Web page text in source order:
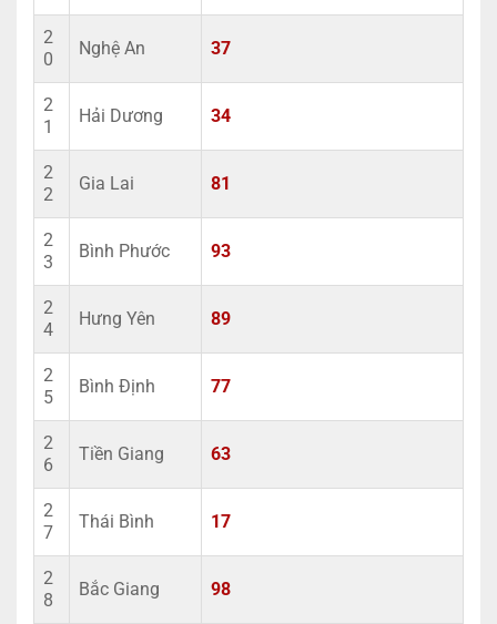
2
0
Nghệ An 37
2
1
Hải Dương 34
2
2
Gia Lai 81
2
3
Bình Phước 93
2
4
Hưng Yên 89
2
5
Bình Định 77
2
6
Tiền Giang 63
2
7
Thái Bình 17
2
8
Bắc Giang 98